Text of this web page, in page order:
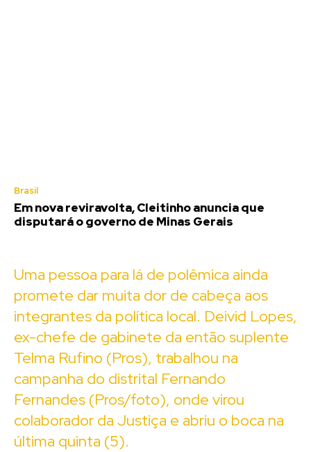
Brasil
Em nova reviravolta, Cleitinho anuncia que
disputará o governo de Minas Gerais
Uma pessoa para lá de polêmica ainda
promete dar muita dor de cabeça aos
integrantes da política local. Deivid Lopes,
ex-chefe de gabinete da então suplente
Telma Rufino (Pros), trabalhou na
campanha do distrital Fernando
Fernandes (Pros/foto), onde virou
colaborador da Justiça e abriu o boca na
última quinta (5).